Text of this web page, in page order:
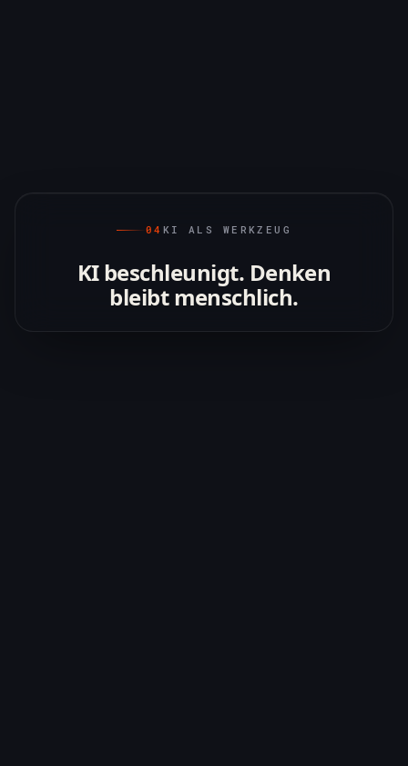
04 KI ALS WERKZEUG
KI beschleunigt. Denken
bleibt menschlich.